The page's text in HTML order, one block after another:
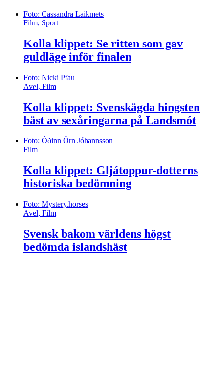
Foto: Cassandra Laikmets
Film, Sport
Kolla klippet: Se ritten som gav
guldläge inför finalen
Foto: Nicki Pfau
Avel, Film
Kolla klippet: Svenskägda hingsten
bäst av sexåringarna på Landsmót
Foto: Óðinn Örn Jóhannsson
Film
Kolla klippet: Gljátoppur-dotterns
historiska bedömning
Foto: Mystery.horses
Avel, Film
Svensk bakom världens högst
bedömda islandshäst